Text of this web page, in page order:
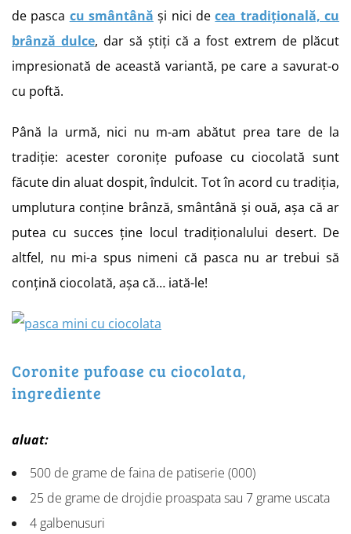
de pasca cu smântână și nici decea tradițională, cu
brânză dulce, dar să știți că a fost extrem de plăcut
impresionată de această variantă, pe care a savurat-o
cu poftă.
Până la urmă, nici nu m-am abătut prea tare de la
tradiție: acester coronițe pufoase cu ciocolată sunt
făcute din aluat dospit, îndulcit. Tot în acord cu tradiția,
umplutura conține brânză, smântână și ouă, așa că ar
putea cu succes ține locul tradiționalului desert. De
altfel, nu mi-a spus nimeni că pasca nu ar trebui să
conțină ciocolată, așa că… iată-le!
Coronite pufoase cu ciocolata,
ingrediente
aluat:
500 de grame de faina de patiserie (000)
25 de grame de drojdie proaspata sau 7 grame uscata
4 galbenusuri